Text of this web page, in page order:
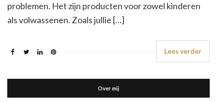
problemen. Het zijn producten voor zowel kinderen
als volwassenen. Zoals jullie […]
Lees verder
Over mij